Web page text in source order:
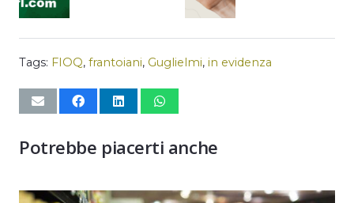
Tags: FIOQ, frantoiani, Guglielmi, in evidenza
Potrebbe piacerti anche